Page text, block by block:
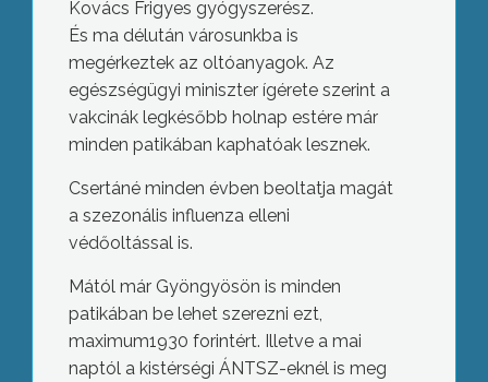
Kovács Frigyes gyógyszerész.
És ma délután városunkba is
megérkeztek az oltóanyagok. Az
egészségügyi miniszter ígérete szerint a
vakcinák legkésőbb holnap estére már
minden patikában kaphatóak lesznek.
Csertáné minden évben beoltatja magát
a szezonális influenza elleni
védőoltással is.
Mától már Gyöngyösön is minden
patikában be lehet szerezni ezt,
maximum1930 forintért. Illetve a mai
naptól a kistérségi ÁNTSZ-eknél is meg